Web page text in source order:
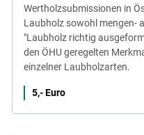
Wertholzsubmissionen in
Laubholz sowohl mengen-
"Laubholz richtig
den ÖHU geregelten
einzelner Laubholzarten.
5,- Euro